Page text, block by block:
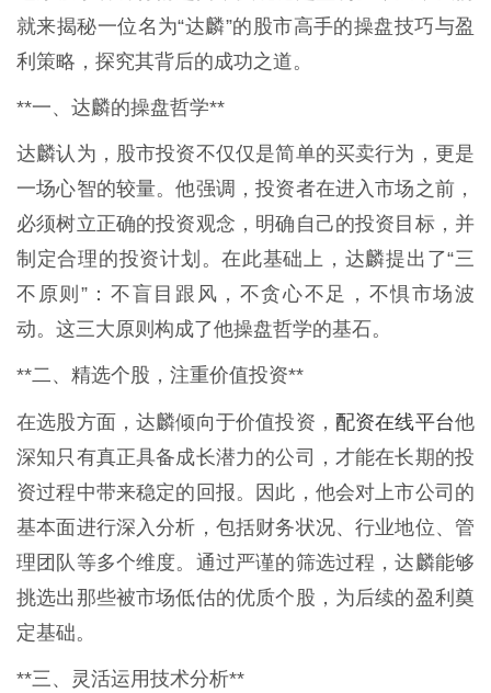
就来揭秘一位名为“达麟”的股市高手的操盘技巧与盈
利策略，探究其背后的成功之道。
**一、达麟的操盘哲学**
达麟认为，股市投资不仅仅是简单的买卖行为，更是
一场心智的较量。他强调，投资者在进入市场之前，
必须树立正确的投资观念，明确自己的投资目标，并
制定合理的投资计划。在此基础上，达麟提出了“三
不原则”：不盲目跟风，不贪心不足，不惧市场波
动。这三大原则构成了他操盘哲学的基石。
**二、精选个股，注重价值投资**
在选股方面，达麟倾向于价值投资， 配资在线平台他
深知只有真正具备成长潜力的公司，才能在长期的投
资过程中带来稳定的回报。因此，他会对上市公司的
基本面进行深入分析，包括财务状况、行业地位、管
理团队等多个维度。通过严谨的筛选过程，达麟能够
挑选出那些被市场低估的优质个股，为后续的盈利奠
定基础。
**三、灵活运用技术分析**